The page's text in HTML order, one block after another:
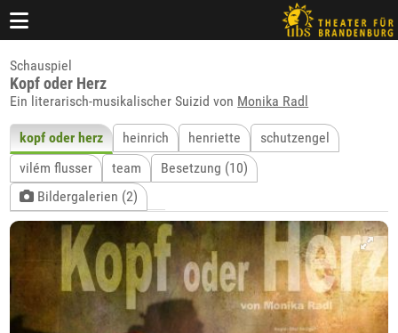
Schauspiel
Kopf oder Herz
Ein literarisch-musikalischer Suizid von Monika Radl
kopf oder herz heinrich henriette
schutzengel
vilém flusser
team
Besetzung (10)
Bildergalerien (2)